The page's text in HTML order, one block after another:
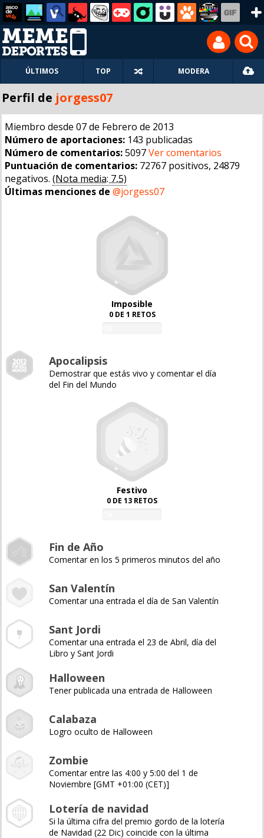
ÚLTIMOS TOP MODERA
Perfil de jorgess07
Miembro desde 07 de Febrero de 2013
Número de aportaciones: 143 publicadas
Número de comentarios:5097Ver comentarios
Puntuación de comentarios: 72767 positivos, 24879
negativos. (Nota media: 7,5)
Últimas menciones de @jorgess07
Imposible
0 DE 1 RETOS
Apocalipsis
Demostrar que estás vivo y comentar el día
del Fin del Mundo
Festivo
0 DE 13 RETOS
Fin de Año
Comentar en los 5 primeros minutos del año
San Valentín
Comentar una entrada el día de San Valentín
Sant Jordi
Comentar una entrada el 23 de Abril, día del
Libro y Sant Jordi
Halloween
Tener publicada una entrada de Halloween
Calabaza
Logro oculto de Halloween
Zombie
Comentar entre las 4:00 y 5:00 del 1 de
Noviembre [GMT +01:00 (CET)]
Lotería de navidad
Si la última cifra del premio gordo de la lotería
de Navidad (22 Dic) coincide con la última